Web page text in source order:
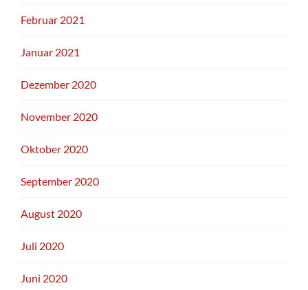
Februar 2021
Januar 2021
Dezember 2020
November 2020
Oktober 2020
September 2020
August 2020
Juli 2020
Juni 2020